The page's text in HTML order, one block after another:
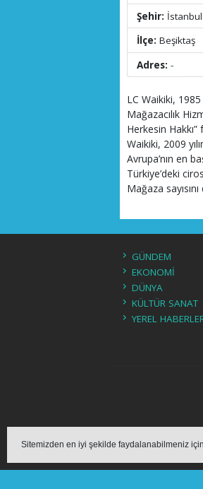
Sitemizden en iyi şekilde faydalanabilmeniz için
Şehir: İstanbul
İlçe:Beşiktaş
Adres:-
LC Waikiki, 1985
Mağazacılık
Herkesin
Waikiki, 2009
Avrupa’nın en
Türkiye’deki
Mağaza
GÜNDEM
EKONOMİ
DÜNYA
KÜLTÜR SANAT
YEREL